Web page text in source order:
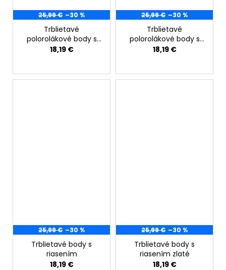
25,99 € –30 %
Trblietavé
polorolákové body s
riasením ružové
18,19 €
25,99 € –30 %
Trblietavé
polorolákové body s
riasením zlaté
18,19 €
25,99 € –30 %
Trblietavé body s
riasením
18,19 €
25,99 € –30 %
Trblietavé body s
riasením zlaté
18,19 €